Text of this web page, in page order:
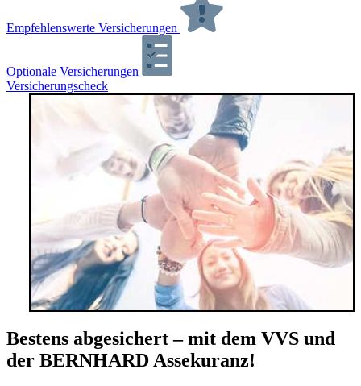
Empfehlenswerte Versicherungen
Optionale Versicherungen
Versicherungscheck
Bestens abgesichert – mit dem VVS und
der BERNHARD Assekuranz!